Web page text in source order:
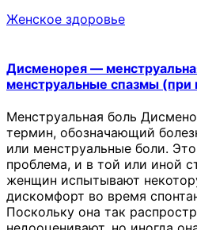
Женское здоровье
Дисменорея —
менструальные спазмы (при
Менструальная боль
термин, обозначающий
или менструальные боли.
проблема, и в той или иной
женщин испытывают
дискомфорт во время
Поскольку она так